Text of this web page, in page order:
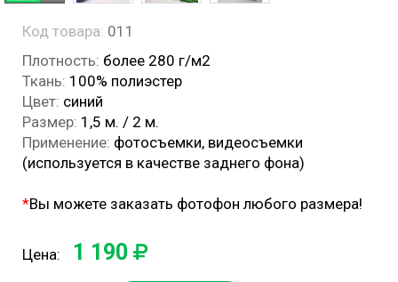
Код товара: 011
Плотность: более 280 г/м2
Ткань: 100% полиэстер
Цвет: синий
Размер: 1,5 м. / 2 м.
Применение: фотосъемки, видеосъемки
(используется в качестве заднего фона)
*Вы можете заказать фотофон любого размера!
Цена: 1 190